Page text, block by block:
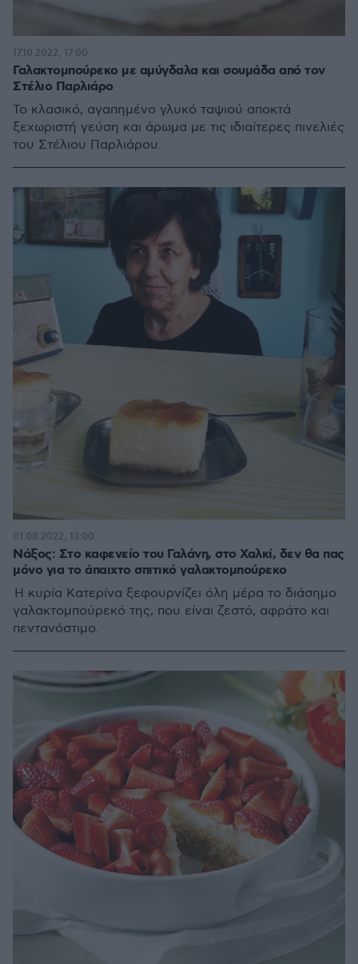
Γαλακτομπούρεκο με αμύγδαλα και σουμάδα από τον
Στέλιο Παρλιάρο
Το κλασικό, αγαπημένο γλυκό ταψιού αποκτά
ξεχωριστή γεύση και άρωμα με τις ιδιαίτερες πινελιές
του Στέλιου Παρλιάρου.
17.10.2022, 17:00
Νάξος: Στο καφενείο του Γαλάνη, στο Χαλκί, δεν θα πας
μόνο για το άπαιχτο σπιτικό γαλακτομπούρεκο
Η κυρία Κατερίνα ξεφουρνίζει όλη μέρα το διάσημο
γαλακτομπούρεκό της, που είναι ζεστό, αφράτο και
πεντανόστιμο.
01.08.2022, 13:00